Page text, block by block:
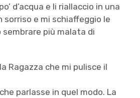
d’acqua e li riallaccio in una
sorriso e mi schiaffeggio le
sembrare più malata di
Ragazza che mi pulisce il
parlasse in quel modo. La